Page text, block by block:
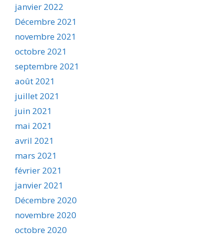
janvier 2022
Décembre 2021
novembre 2021
octobre 2021
septembre 2021
août 2021
juillet 2021
juin 2021
mai 2021
avril 2021
mars 2021
février 2021
janvier 2021
Décembre 2020
novembre 2020
octobre 2020